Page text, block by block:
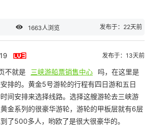
 1663人浏览 发布于：22天前
 发布于：13天前
不就是 三峡游船票销售中心
吗，在这里是
排的。黄金5号游轮的行程有四日游和五日
间安排来选择线路。选择这艘游轮去三峡游
金系列的很豪华游轮，游轮的甲板层就有6层
了500多人，哟欧了是很大很豪华的。